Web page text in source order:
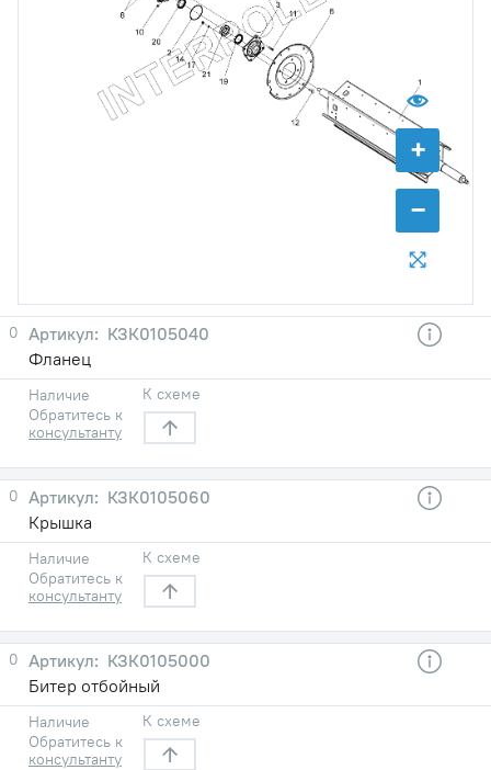
+
−
0
КЗК0105040
Фланец
Наличие
Обратитесь к
консультанту
К схеме
0
КЗК0105060
Крышка
Наличие
Обратитесь к
консультанту
К схеме
0
КЗК0105000
Битер отбойный
Наличие
Обратитесь к
консультанту
К схеме